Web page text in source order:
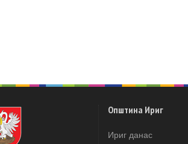
Општина Ириг
Ириг данас